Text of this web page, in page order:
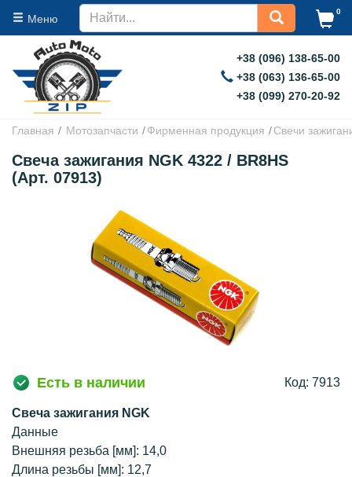
Меню
0
+38 (096) 138-65-00
+38 (063) 136-65-00
+38 (099) 270-20-92
Главная Мотозапчасти Фирменная продукция Свечи
Свеча зажигания NGK 4322 / BR8HS
(Арт. 07913)
Есть в наличии Код: 7913
Свеча зажигания NGK
Данные
Внешняя резьба [мм]: 14,0
Длина резьбы [мм]: 12,7